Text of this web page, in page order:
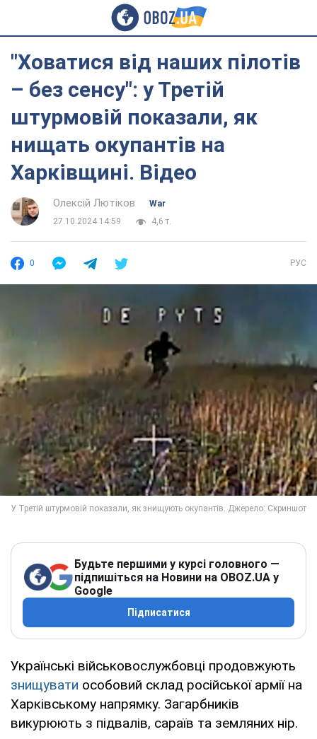
"Ховатися від наших пілотів
– без сенсу": у Третій
штурмовій показали, як
нищать окупантів на
Харківщині. Відео
Олексій Лютіков
War
27.10.2024 14:59
4,6 т.
0 РУС
Будьте першими у курсі головного —
підпишіться на Новини на OBOZ.UA у
Google
Підписатися
Українські військовослужбовці продовжують
знищувати особовий склад російської армії на
Харківському напрямку. Загарбників
викурюють з підвалів, сараїв та земляних нір.